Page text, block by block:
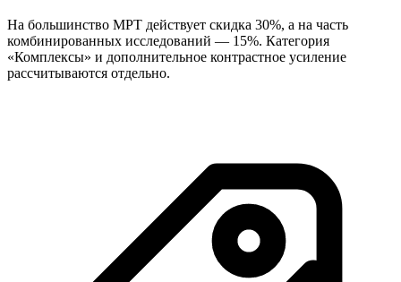
На большинство МРТ действует скидка 30%, а на часть
комбинированных исследований — 15%. Категория
«Комплексы» и дополнительное контрастное усиление
рассчитываются отдельно.